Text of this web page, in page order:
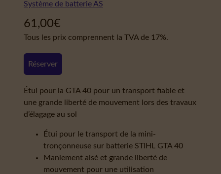
Système de batterie AS
61,00€
Tous les prix comprennent la TVA de 17%.
Réserver
Étui pour la GTA 40 pour un transport fiable et
une grande liberté de mouvement lors des travaux
d’élagage au sol
Étui pour le transport de la mini-
tronçonneuse sur batterie STIHL GTA 40
Maniement aisé et grande liberté de
mouvement pour une utilisation